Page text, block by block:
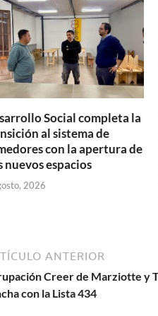
p
p
o
k
Social completa la
al sistema de
con la apertura de
nuevos espacios
2026
ANTERIOR
Creer de Marziotte y
con la Lista 434